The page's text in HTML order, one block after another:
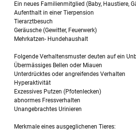
Ein neues Familienmitglied (Baby, Haustiere,
Aufenthalt in einer Tierpension
Tierarztbesuch
Geräusche (Gewitter, Feuerwerk)
Mehrkatzen- Hundehaushalt
Folgende Verhaltensmuster deuten auf ein
Übermässiges Bellen oder Miauen
Unterdrücktes oder angreifendes Verhalten
Hyperaktivität
Exzessives Putzen (Pfotenlecken)
abnormes Fressverhalten
Unangebrachtes Urinieren
Merkmale eines ausgeglichenen Tieres: